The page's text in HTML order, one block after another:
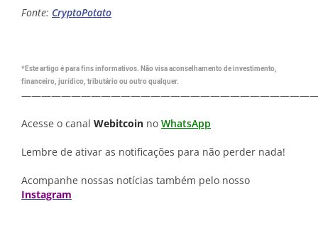
Fonte: CryptoPotato
*Este artigo é para fins informativos. Não visa aconselhamento de investimento,
financeiro, jurídico, tributário ou outro qualquer.
Acesse o canal Webitcoin no WhatsApp
Lembre de ativar as notificações para não perder nada!
Acompanhe nossas notícias também pelo nosso
Instagram